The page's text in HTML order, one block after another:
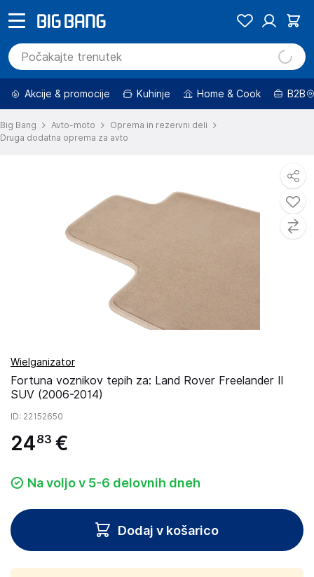
Akcije & promocije Kuhinje Home & Cook B2B
Big Bang Avto-moto
Oprema in rezervni deli
Druga dodatna oprema za avto
Wielganizator
Fortuna voznikov tepih za: Land Rover Freelander II
SUV (2006-2014)
ID: 22152650
2483 €
Na voljo v 5-6 delovnih dneh
Dodaj v košarico